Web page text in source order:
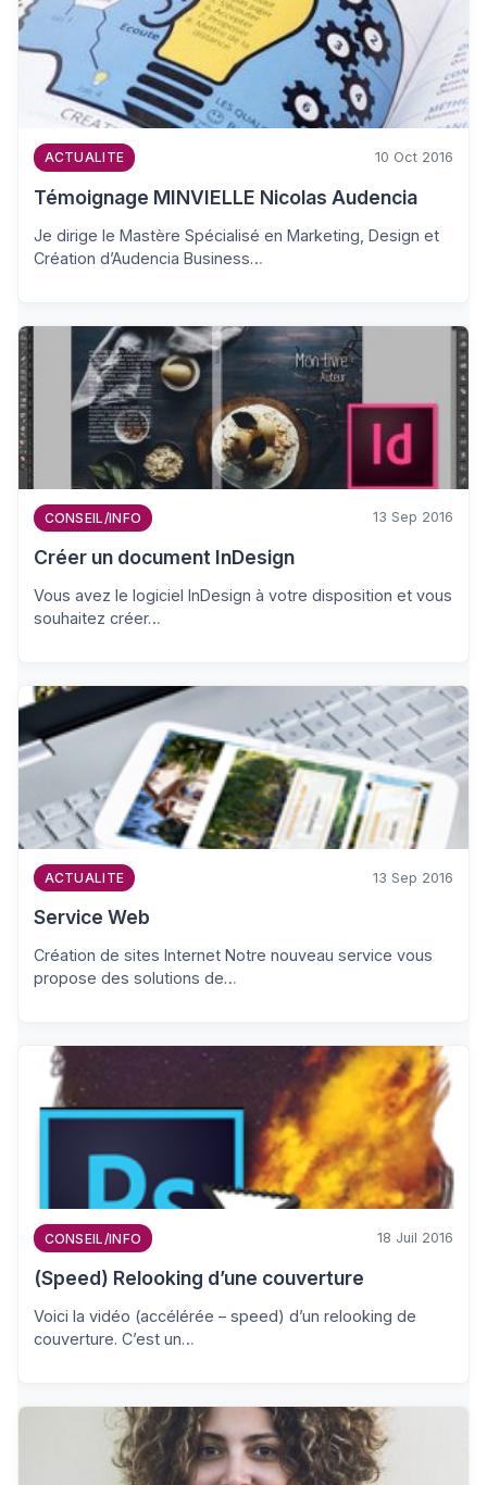
ACTUALITE 10 Oct 2016
Témoignage MINVIELLE Nicolas Audencia
Je dirige le Mastère Spécialisé en Marketing, Design et
Création d’Audencia Business…
CONSEIL/INFO 13 Sep 2016
Créer un document InDesign
Vous avez le logiciel InDesign à votre disposition et vous
souhaitez créer…
ACTUALITE 13 Sep 2016
Service Web
Création de sites Internet Notre nouveau service vous
propose des solutions de…
CONSEIL/INFO 18 Juil 2016
(Speed) Relooking d’une couverture
Voici la vidéo (accélérée – speed) d’un relooking de
couverture. C’est un…